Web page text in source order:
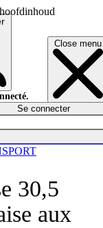
Close menu
Se connecter
30,5
aux